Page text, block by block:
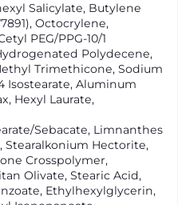
Salicylate, Butylene
Octocrylene,
PEG/PPG-10/1
Polydecene,
Trimethicone, Sodium
Isostearate, Aluminum
Hexyl Laurate,
Sebacate, Limnanthes
Stearalkonium Hectorite,
Crosspolymer,
Olivate, Stearic Acid,
Ethylhexylglycerin,